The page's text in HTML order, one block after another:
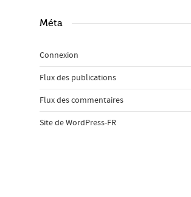
Méta
Connexion
Flux des publications
Flux des commentaires
Site de WordPress-FR